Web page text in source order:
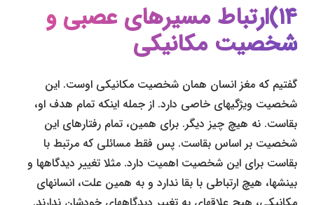
۱۴)ارتباط مسیرهای عصبی و
شخصیت مکانیکی
گفتیم که مغز انسان همان شخصیت مکانیکی اوست. این
شخصیت ویژگی­های خاصی دارد. از جمله اینکه تمام هدف او،
بقاست. نه هیچ چیز دیگر. برای همین، تمام رفتارهای این
شخصیت بر اساس بقاست. پس فقط مسائلی که مرتبط با
بقاست برای این شخصیت اهمیت دارد. مثلا تغییر دیدگاه­ها و
بینش­ها، هیچ ارتباطی با بقا ندارد و به همین علت، انسان­های